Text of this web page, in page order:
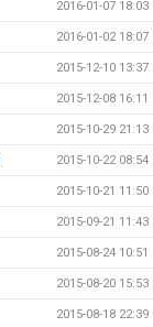
2016-01-07 18:03
2016-01-02 18:07
2015-12-10 13:37
2015-12-08 16:11
2015-10-29 21:13
2015-10-22 08:54
2015-10-21 11:50
2015-09-21 11:43
2015-08-24 10:51
2015-08-20 15:53
2015-08-18 22:39